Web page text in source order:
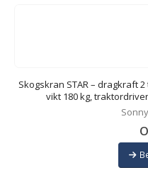
Skogskran STAR – dragkraft
vikt 180 kg,